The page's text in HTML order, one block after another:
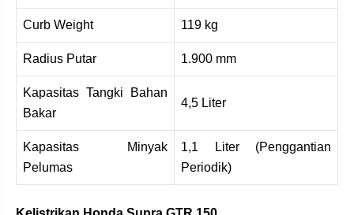
Curb Weight 119 kg
Radius Putar 1.900 mm
Kapasitas Tangki Bahan
Bakar
4,5 Liter
Kapasitas Minyak
Pelumas
1,1 Liter (Penggantian
Periodik)